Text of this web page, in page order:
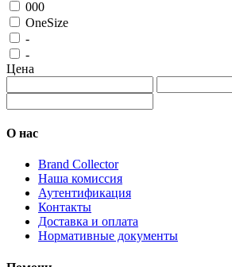
000
OneSize
-
-
Цена
О нас
Brand Collector
Наша комиссия
Аутентификация
Контакты
Доставка и оплата
Нормативные документы